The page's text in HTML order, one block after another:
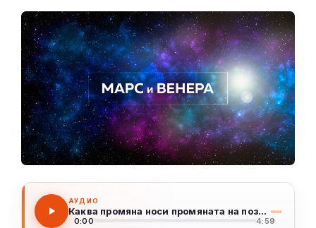
АУДИО
Каква промяна носи промяната на позицията на Юпитер?
0:00 4:59